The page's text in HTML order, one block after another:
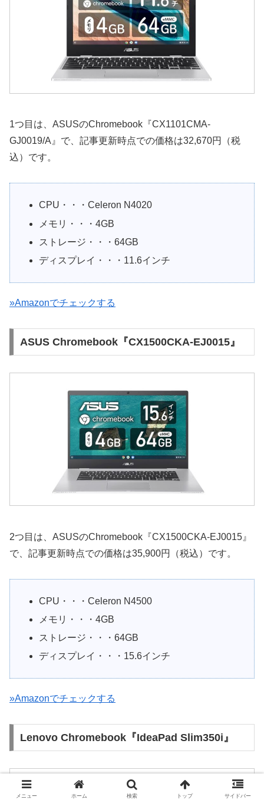
1つ目は、ASUSのChromebook『CX1101CMA-
GJ0019/A』で、記事更新時点での価格は32,670円（税
込）です。
CPU・・・Celeron N4020
メモリ・・・4GB
ストレージ・・・64GB
ディスプレイ・・・11.6インチ
»Amazonでチェックする
ASUS Chromebook『CX1500CKA-EJ0015』
2つ目は、ASUSのChromebook『CX1500CKA-EJ0015』
で、記事更新時点での価格は35,900円（税込）です。
CPU・・・Celeron N4500
メモリ・・・4GB
ストレージ・・・64GB
ディスプレイ・・・15.6インチ
»Amazonでチェックする
Lenovo Chromebook『IdeaPad Slim350i』
メニュー ホーム 検索 トップ サイドバー